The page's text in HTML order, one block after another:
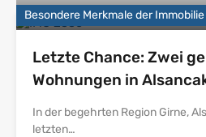
Besondere Merkmale der Immobilie
Letzte Chance: Zwei
Wohnungen in
In der begehrten Region Girne,
letzten…